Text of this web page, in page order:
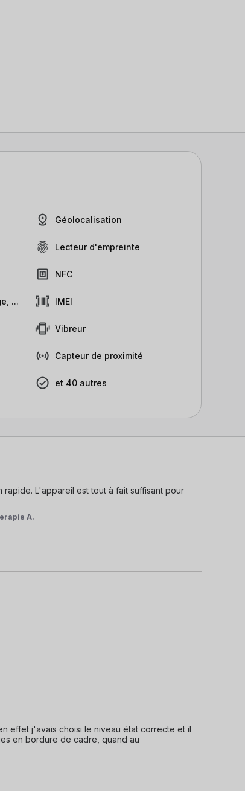
...
Géolocalisation
Lecteur d'empreinte
NFC
IMEI
Vibreur
Capteur de proximité
et 40 autres
L'appareil est tout à fait suffisant pour
A.
effet j'avais choisi le niveau état correcte et il
en bordure de cadre, quand au